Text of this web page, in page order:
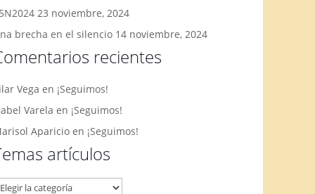
23 noviembre, 2024
brecha en el silencio 14 noviembre, 2024
recientes
Vega en ¡Seguimos!
Varela en ¡Seguimos!
Aparicio en ¡Seguimos!
artículos